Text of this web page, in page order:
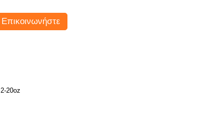
Επικοινωνήστε
2-20oz